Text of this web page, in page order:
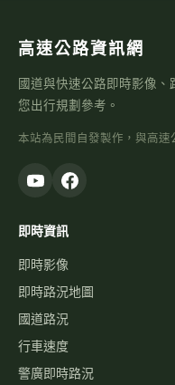
高速公路資訊網
國道與快速公路即時影像
您出行規劃參考。
本站為民間自發製作，與高速
即時資訊
即時影像
即時路況地圖
國道路況
行車速度
警廣即時路況